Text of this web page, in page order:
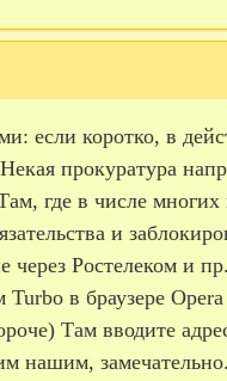
если коротко, в
прокуратура
где в числе
и
Ростелеком и
в браузере Opera
Там вводите
нашим,